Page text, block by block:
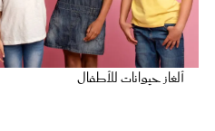
ألغاز حيوانات للأطفال
عروس سيدتي